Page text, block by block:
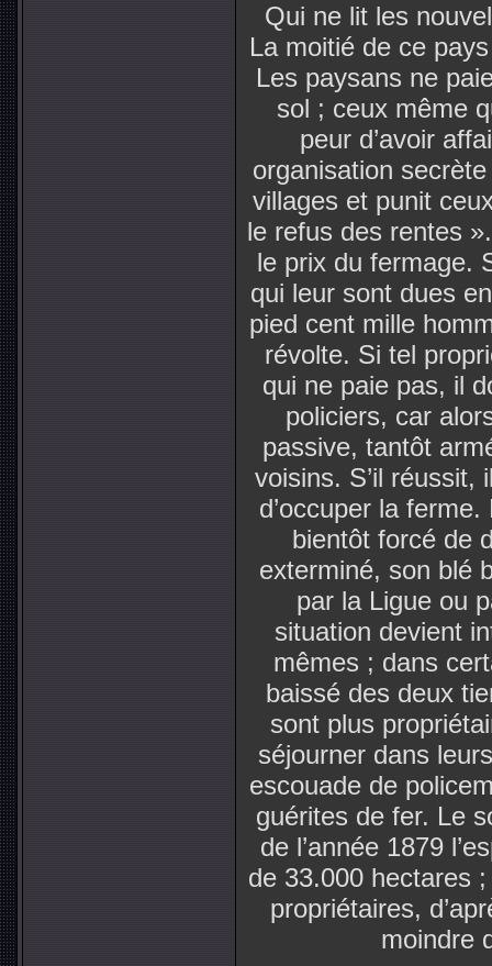
Qui ne lit les
La moitié de ce
Les paysans ne
sol ; ceux même
peur d’avoir
organisation
villages et punit
le refus des rentes
le prix du fermage.
qui leur sont dues
pied cent mille
révolte. Si tel
qui ne paie pas, il
policiers, car
passive, tantôt
voisins. S’il réussit,
d’occuper la
bientôt forcé de
exterminé, son blé
par la Ligue ou
situation devient
mêmes ; dans
baissé des deux
sont plus
séjourner dans
escouade de
guérites de fer. Le
de l’année 1879
de 33.000 hectares
propriétaires,
moindre